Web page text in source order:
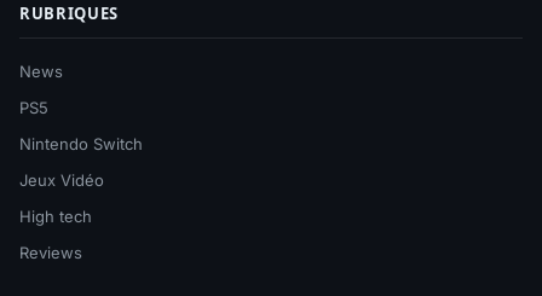
RUBRIQUES
News
PS5
Nintendo Switch
Jeux Vidéo
High tech
Reviews